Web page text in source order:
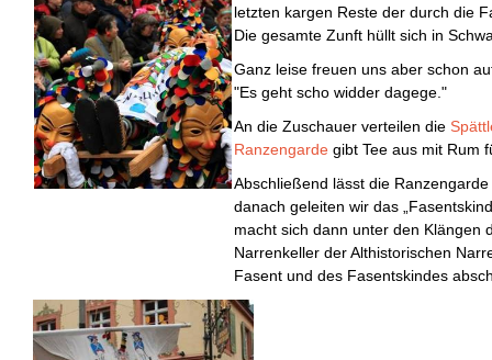
letzten kargen Reste der durch die
Die gesamte Zunft hüllt sich in
Ganz leise freuen uns aber schon
"Es geht scho widder dagege."
An die Zuschauer verteilen die
Ranzengarde gibt Tee aus mit Rum
Abschließend lässt die
danach geleiten wir das
macht sich dann unter den Klängen
Narrenkeller der Althistorischen
Fasent und des Fasentskindes